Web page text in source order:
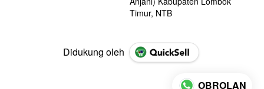
Didukung oleh
OBROLAN